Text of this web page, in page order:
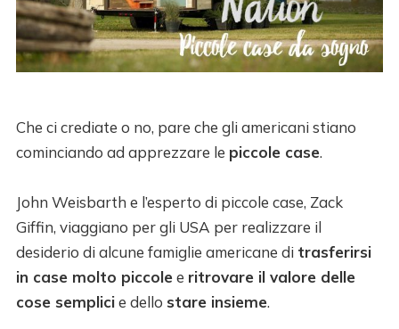
Che ci crediate o no, pare che gli americani stiano
cominciando ad apprezzare le piccole case.
John Weisbarth e l’esperto di piccole case, Zack
Giffin, viaggiano per gli USA per realizzare il
desiderio di alcune famiglie americane di trasferirsi
in case molto piccolee ritrovare il valore delle
cose semplicie dello stare insieme.